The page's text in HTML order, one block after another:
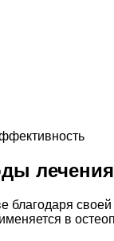
благодаря
в